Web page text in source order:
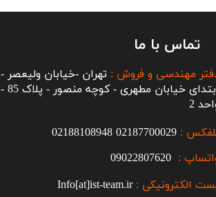
تماس با ما
:
02187700029
02188108948
الکترونیکی :Info[at]ist-team.ir
:
مهندسی و فروش : تهران -خیابان ولیعصر -
ابتدای خیابان مطهری - کوچه منصور - پلاک 85 -
2